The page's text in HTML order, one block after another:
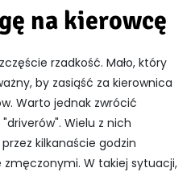
na kierowcę
rzadkość. Mało, który
by zasiąść za kierownica
Warto jednak zwrócić
Wielu z nich
kilkanaście godzin
W takiej sytuacji,